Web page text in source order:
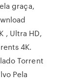
graça,
, Ultra HD,
4K.
Torrent
Pela